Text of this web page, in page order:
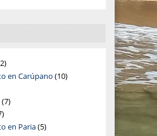
en Carúpano (10)
(7)
en Paria(5)